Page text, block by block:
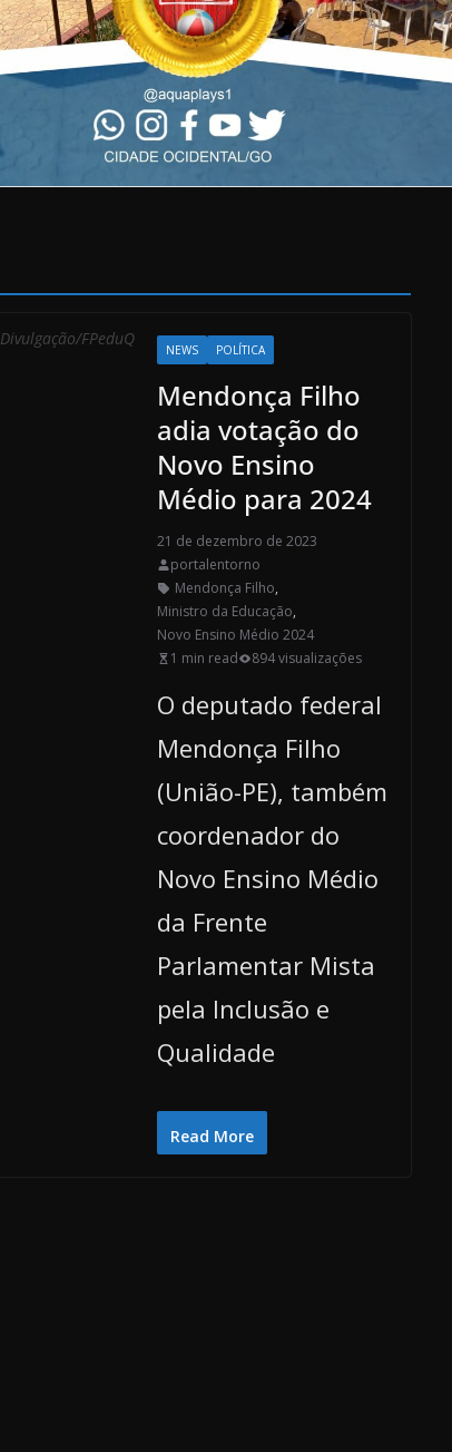
Divulgação/FPeduQ
NEWS POLÍTICA
Mendonça Filho
adia votação do
Novo Ensino
Médio para 2024
21 de dezembro de 2023
portalentorno
Mendonça Filho,
Ministro da Educação,
Novo Ensino Médio 2024
1 min read
894 visualizações
O deputado federal
Mendonça Filho
(União-PE), também
coordenador do
Novo Ensino Médio
da Frente
Parlamentar Mista
pela Inclusão e
Qualidade
Read More